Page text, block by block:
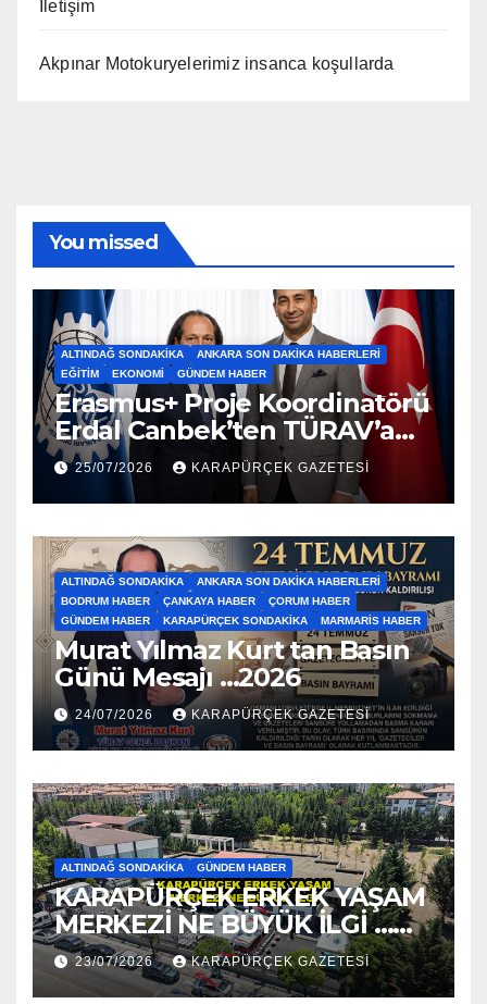
İletişim
Akpınar Motokuryelerimiz insanca koşullarda
You missed
ALTINDAĞ SONDAKIKA
ANKARA SON DAKIKA HABERLERI
EĞITIM
EKONOMI GÜNDEM HABER
Erasmus+ Proje Koordinatörü
Erdal Canbek’ten TÜRAV’a
Ziyaret…2026
25/07/2026 KARAPÜRÇEK GAZETESİ
ALTINDAĞ SONDAKIKA
ANKARA SON DAKIKA HABERLERI
BODRUM HABER
ÇANKAYA HABER
ÇORUM HABER
GÜNDEM HABER
KARAPÜRÇEK SONDAKIKA MARMARIS HABER
Murat Yılmaz Kurt tan Basın
Günü Mesajı …2026
24/07/2026 KARAPÜRÇEK GAZETESİ
ALTINDAĞ SONDAKIKA GÜNDEM HABER
KARAPÜRÇEK ERKEK YAŞAM
MERKEZİ NE BÜYÜK İLGİ …
2026
23/07/2026 KARAPÜRÇEK GAZETESİ